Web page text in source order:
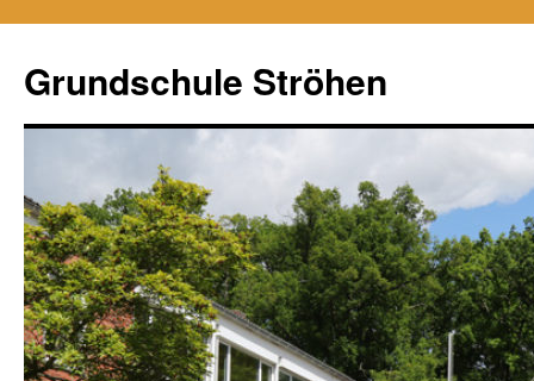
springen
Grundschule Ströhen